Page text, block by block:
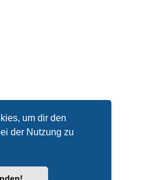
um dir den
der Nutzung zu